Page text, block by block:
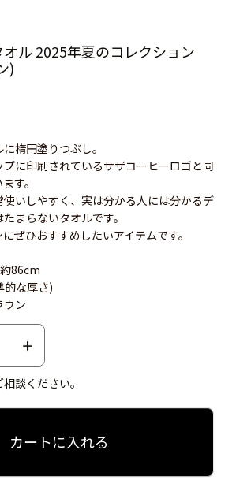
ル 2025年夏のコレクション
)
楕円塗りつぶし。
に印刷されているサザコーヒーロゴと同
す。
いしやすく、実は分かる人には分かるデ
まらないタオルです。
ぜひおすすめしたいアイテムです。
86cm
な厚さ)
ン
談ください。
カートに入れる